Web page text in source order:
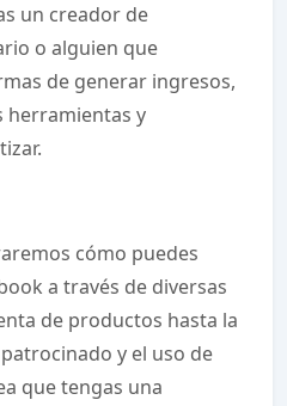
un creador de
o alguien que
de generar ingresos,
herramientas y
cómo puedes
a través de diversas
de productos hasta la
y el uso de
que tengas una